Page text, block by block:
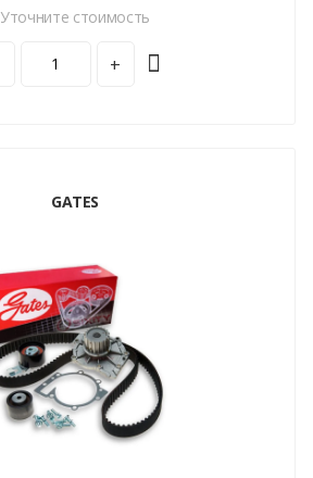
Уточните стоимость
+
GATES